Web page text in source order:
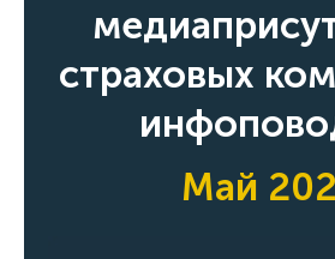
страховых
Май